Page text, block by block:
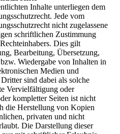
Inhalte unterliegen dem
Jede vom
nicht zugelassene
schriftlichen Zustimmung
Dies gilt
Bearbeitung, Übersetzung,
Wiedergabe von Inhalten in
Medien und
sind dabei als solche
Vervielfältigung oder
kompletter Seiten ist nicht
die Herstellung von Kopien
privaten und nicht
Die Darstellung dieser